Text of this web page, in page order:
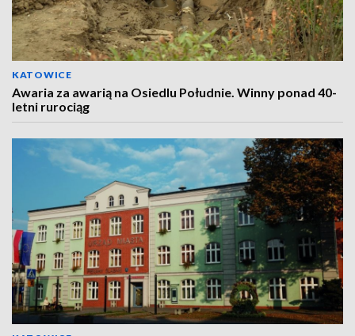
KATOWICE
Awaria za awarią na Osiedlu Południe. Winny ponad 40-
letni rurociąg